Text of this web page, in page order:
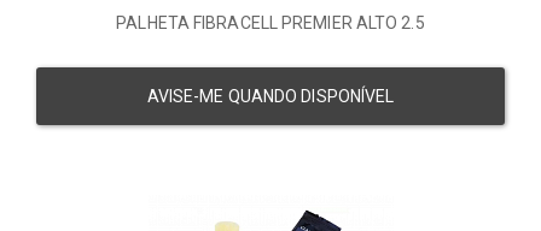
PALHETA FIBRACELL PREMIER ALTO 2.5
AVISE-ME QUANDO DISPONÍVEL